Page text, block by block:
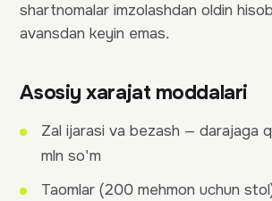
shartnomalar imzolashdan oldin
avansdan keyin emas.
Asosiy xarajat moddalari
Zal ijarasi va bezash — darajaga
mln so'm
Taomlar (200 mehmon uchun